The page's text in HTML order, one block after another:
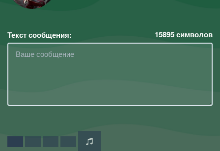
Текст сообщения: 15895символов